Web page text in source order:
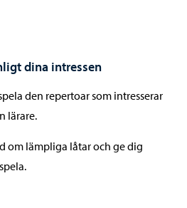
dina intressen
den repertoar som intresserar
lärare.
om lämpliga låtar och ge dig